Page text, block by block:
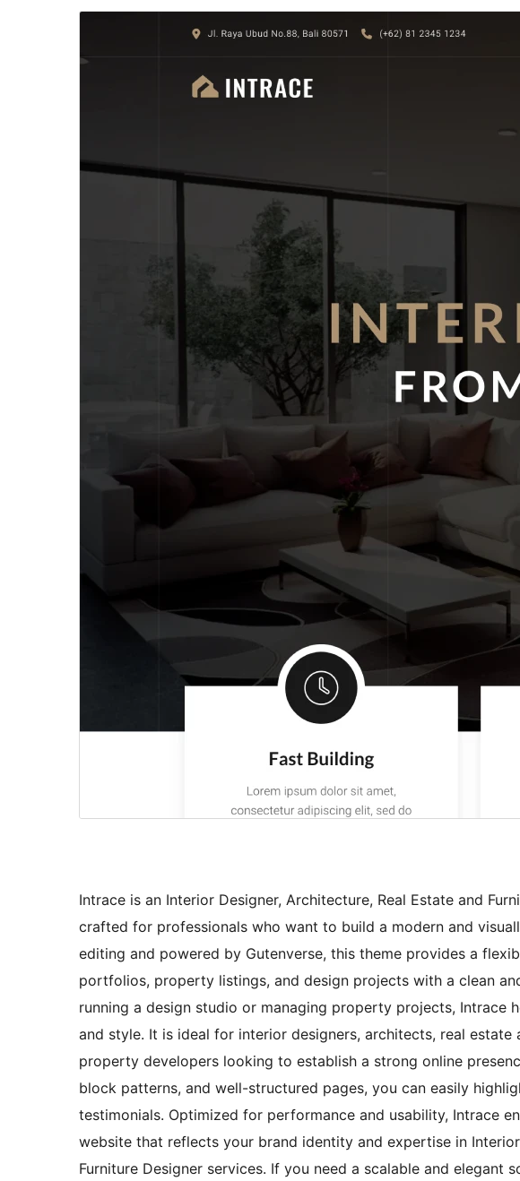
Intrace is an Interior Designer, Architecture, Real Estate and
crafted for professionals who want to build a modern and
editing and powered by Gutenverse, this theme provides a
portfolios, property listings, and design projects with a clean
running a design studio or managing property projects, Intrace
and style. It is ideal for interior designers, architects, real estate
property developers looking to establish a strong online
block patterns, and well-structured pages, you can easily
testimonials. Optimized for performance and usability, Intrace
website that reflects your brand identity and expertise in
Furniture Designer services. If you need a scalable and elegant